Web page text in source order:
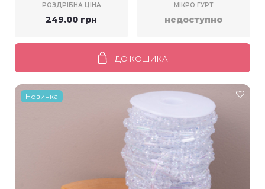
РОЗДРІБНА ЦІНА
249.00 грн
МІКРО ГУРТ
недоступно
ДО КОШИКА
Новинка